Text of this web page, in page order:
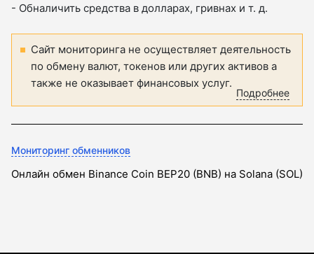
- Обналичить средства в долларах, гривнах и т. д.
Сайт мониторинга не осуществляет деятельность
по обмену валют, токенов или других активов а
также не оказывает финансовых услуг.
Подробнее
Мониторинг обменников
Онлайн обмен Binance Coin BEP20 (BNB) на Solana (SOL)